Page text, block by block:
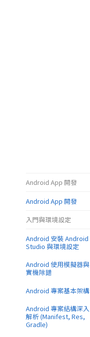
Android App 開發
Android App 開發
入門與環境設定
Android 安裝 Android
Studio 與環境設定
Android 使用模擬器與
實機除錯
Android 專案基本架構
Android 專案結構深入
解析 (Manifest, Res,
Gradle)